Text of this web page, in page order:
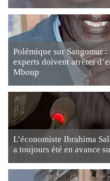
Polémique sur Sangomar
experts doivent arrêter
Mboup
L’économiste Ibrahima
a toujours été en avance